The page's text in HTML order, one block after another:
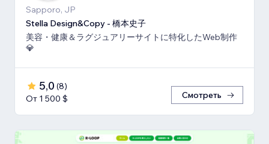
Sapporo, JP
Stella Design&Copy - 橋本史子
美容・健康＆ラグジュアリーサイトに特化したWeb制作
💎
5,0 (8)
От 1 500 $
Смотреть